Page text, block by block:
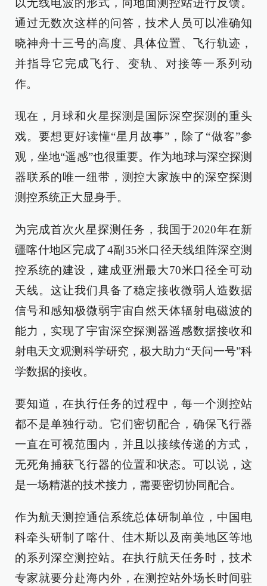
以无线电波的形式，向地面测控站进行反馈。
通过无数次这样的问答，技术人员可以准确知
晓神舟十三号的高度、具体位置、飞行轨迹，
并指导它完成飞行、变轨、对接等一系列动
作。
现在，月球和火星探测是国际深空探测的重头
戏。要想更好读懂“星月故事”，除了“做客”参
观，坐地“遥感”也很重要。作为地球与深空探测
器联系的唯一纽带，测控大家族中的深空探测
测控系统正大显身手。
为完成首次火星探测任务，我国于2020年在新
疆喀什地区完成了4副35米口径天线组阵深空测
控系统的建设，建成亚洲最大70米口径全可动
天线。这让我们具备了稳定接收微弱人造数据
信号和感知极微弱宇宙自然天体辐射电磁波的
能力，实现了宇宙深空探测器遥感数据接收和
射电天文观测科学研究，极大助力“天问一号”科
学数据的接收。
要知道，在执行任务的过程中，每一个测控站
都不是单独行动。它们密切配合，确保飞行器
一直在可视范围内，并且以接续传递的方式，
无死角捕获飞行器的位置和状态。可以说，这
是一场精湛的技术接力，需要密切协同配合。
作为航天测控通信系统总体研制单位，中国电
科牵头研制了喀什、佳木斯以及南美地区等地
的系列深空测控站。在执行航天任务时，技术
专家就要分赴海内外，在测控站外场长时间驻